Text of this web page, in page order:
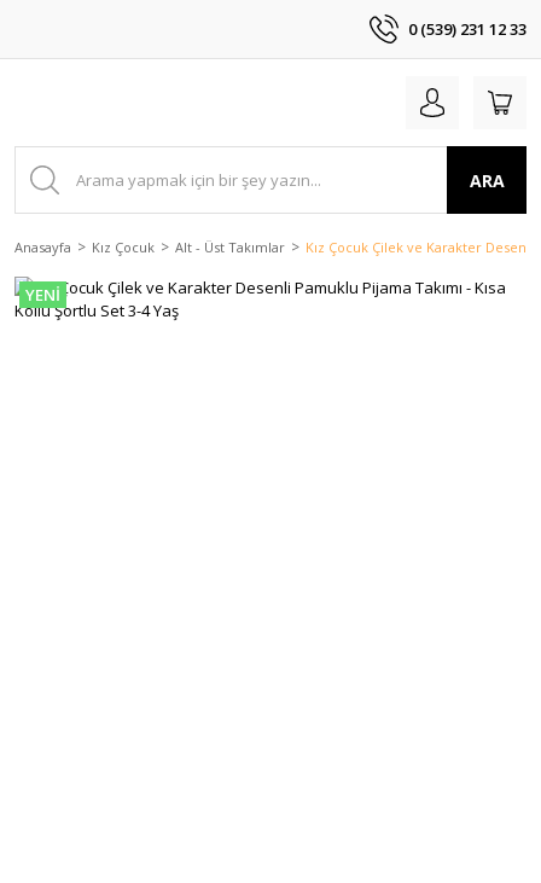
0 (539) 231 12 33
ARA
Anasayfa Kız Çocuk Alt - Üst Takımlar Kız Çocuk Çilek ve Karakter Desenli
YENİ